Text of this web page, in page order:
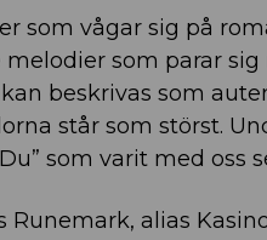
som vågar sig på
melodier som parar
beskrivas som
står som störst.
som varit med oss
Runemark, alias